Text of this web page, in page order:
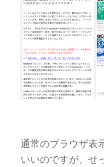
通常のブラウザ表
いいのですが、せ